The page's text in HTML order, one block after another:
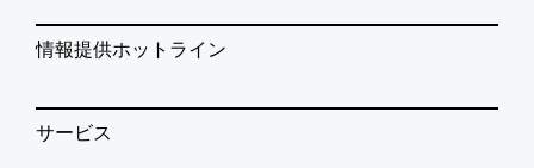
情報提供ホットライン
サービス